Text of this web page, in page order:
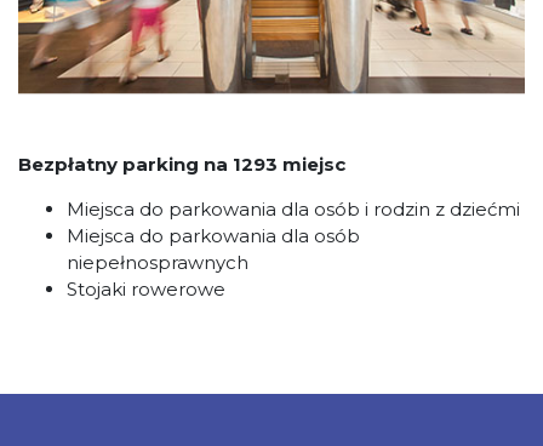
Bezpłatny parking na 1293 miejsc
Miejsca do parkowania dla osób i rodzin z dziećmi
Miejsca do parkowania dla osób
niepełnosprawnych
Stojaki rowerowe